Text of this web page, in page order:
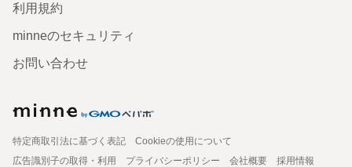
利用規約
minneのセキュリティ
お問い合わせ
特定商取引法に基づく表記
Cookieの使用について
広告識別子の取得・利用
プライバシーポリシー 会社概要
採用情報